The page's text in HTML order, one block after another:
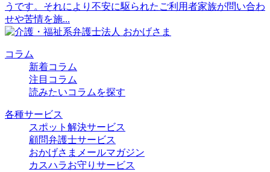
うです。それにより不安に駆られたご利用者家族が問い合わ
せや苦情を施...
コラム
新着コラム
注目コラム
読みたいコラムを探す
各種サービス
スポット解決サービス
顧問弁護士サービス
おかげさまメールマガジン
カスハラお守りサービス